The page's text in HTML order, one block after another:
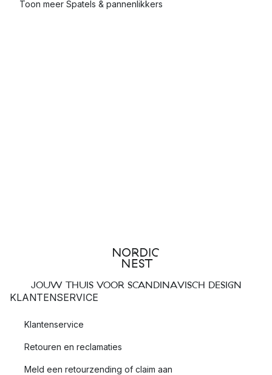
Toon meer Spatels & pannenlikkers
JOUW THUIS VOOR SCANDINAVISCH DESIGN
KLANTENSERVICE
Klantenservice
Retouren en reclamaties
Meld een retourzending of claim aan